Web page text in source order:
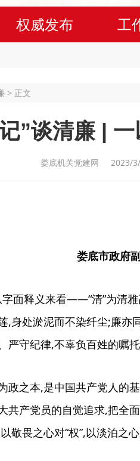
权威发布 工
> 正文
”谈清廉 |
娄底机关党建网 2023/
娄底市政府
面释义来看——“清”为清
,身处淤泥而不染纤尘;廉亦
严守纪律,不辜负百姓的嘱托
政之本,是中国共产党人的
共产党员的自觉追求,把全
敬畏之心对“权”,以淡泊之